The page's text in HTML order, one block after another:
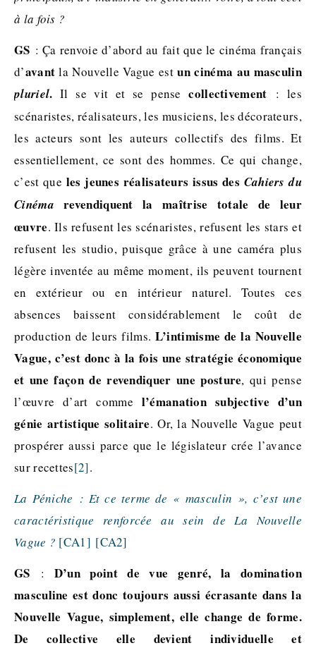
à la fois ?
GS : Ça renvoie d’abord au fait que le cinéma français
d’avant la Nouvelle Vague estun cinéma au masculin
pluriel. Il se vit et se pensecollectivement : les
scénaristes, réalisateurs, les musiciens, les décorateurs,
les acteurs sont les auteurs collectifs des films. Et
essentiellement, ce sont des hommes. Ce qui change,
c’est que les jeunes réalisateurs issus des Cahiers du
Cinéma revendiquent la maîtrise totale de leur
œuvre. Ils refusent les scénaristes, refusent les stars et
refusent les studio, puisque grâce à une caméra plus
légère inventée au même moment, ils peuvent tournent
en extérieur ou en intérieur naturel. Toutes ces
absences baissent considérablement le coût de
production de leurs films. L’intimisme de la Nouvelle
Vague, c’est donc à la fois une stratégie économique
et une façon de revendiquer une posture, qui pense
l’œuvre d’art comme l’émanation subjective d’un
génie artistique solitaire. Or, la Nouvelle Vague peut
prospérer aussi parce que le législateur crée l’avance
sur recettes[2].
La Péniche : Et ce terme de « masculin », c’est une
caractéristique renforcée au sein de La Nouvelle
Vague ? [CA1] [CA2]
GS : D’un point de vue genré, la domination
masculine est donc toujours aussi écrasante dans la
Nouvelle Vague, simplement, elle change de forme.
De collective elle devient individuelle et